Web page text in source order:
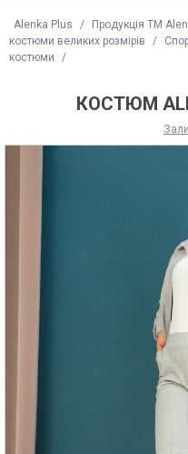
Alenka Plus / Продукція ТМ
костюми великих розмірів
/
костюми
/
КОСТЮМ